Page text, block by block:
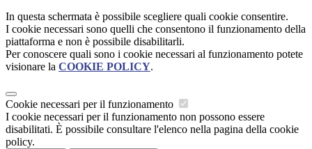
In questa schermata è possibile scegliere quali cookie consentire.
I cookie necessari sono quelli che consentono il funzionamento della
piattaforma e non è possibile disabilitarli.
Per conoscere quali sono i cookie necessari al funzionamento potete
visionare la COOKIE POLICY.
Cookie necessari per il funzionamento
I cookie necessari per il funzionamento non possono essere
disabilitati. È possibile consultare l'elenco nella pagina della cookie
policy.